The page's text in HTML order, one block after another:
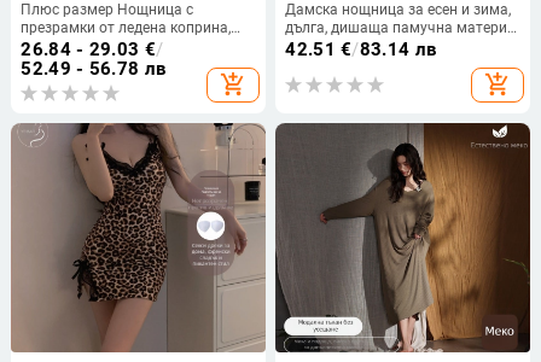
Плюс размер Нощница с
презрамки от ледена коприна,
без ръкави, средна дължина,
лято, принт с листа бамбук в
китайски стил
26.84 - 29.03 €/
52.49 - 56.78 лв
add_shopping_cart
Дамска нощница за есен и зима,
дълга, дишаща памучна материя,
сладък стил, тънка подплата, до
коляното, подходяща за носене
навън
42.51 €/83.14 лв
add_shopping_cart